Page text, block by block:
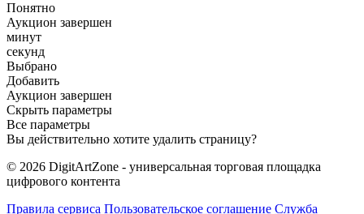
Понятно
Аукцион завершен
минут
секунд
Выбрано
Добавить
Аукцион завершен
Скрыть параметры
Все параметры
Вы действительно хотите удалить страницу?
© 2026 DigitArtZone - универсальная торговая площадка
цифрового контента
Правила сервиса Пользовательское соглашение Служба